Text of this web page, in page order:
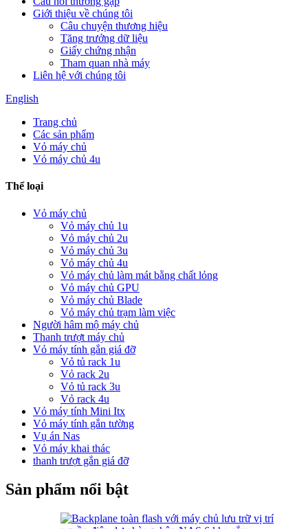
Giới thiệu về chúng tôi
Câu chuyện thương hiệu
Tăng trưởng dữ liệu
Giấy chứng nhận
Tham quan nhà máy
Liên hệ với chúng tôi
English
Trang chủ
Các sản phẩm
Vỏ máy chủ
Vỏ máy chủ 4u
Thể loại
Vỏ máy chủ
Vỏ máy chủ 1u
Vỏ máy chủ 2u
Vỏ máy chủ 3u
Vỏ máy chủ 4u
Vỏ máy chủ làm mát bằng chất lỏng
Vỏ máy chủ GPU
Vỏ máy chủ Blade
Vỏ máy chủ trạm làm việc
Người hâm mộ máy chủ
Thanh trượt máy chủ
Vỏ máy tính gắn giá đỡ
Vỏ tủ rack 1u
Vỏ rack 2u
Vỏ tủ rack 3u
Vỏ rack 4u
Vỏ máy tính Mini Itx
Vỏ máy tính gắn tường
Vụ án Nas
Vỏ máy khai thác
thanh trượt gắn giá đỡ
Sản phẩm nổi bật